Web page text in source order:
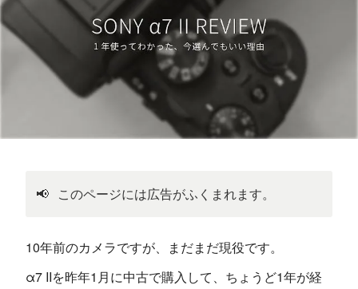
📢 このページには広告がふくまれます。
10年前のカメラですが、まだまだ現役です。
α7 IIを昨年1月に中古で購入して、ちょうど1年が経